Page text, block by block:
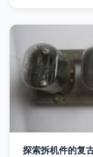
探索拆机件的复